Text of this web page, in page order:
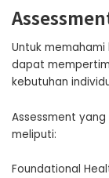
Untuk
dapat
kebutuhan
Assessment
meliputi:
Foundational